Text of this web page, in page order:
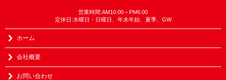
営業時間:AM10:00～PM6:00
定休日:水曜日・日曜日、年末年始、夏季、GW
ホーム
会社概要
お問い合わせ